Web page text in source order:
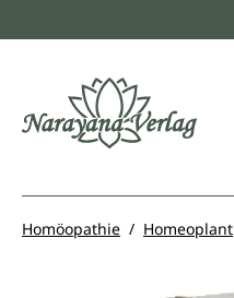
Zur
Homöopathie Homeoplant